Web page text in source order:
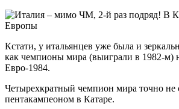
Кстати, у итальянцев уже была и
как чемпионы мира (выиграли в 1982-м)
Евро-1984.
Четырехкратный чемпион мира точно не
пентакампеоном в Катаре.